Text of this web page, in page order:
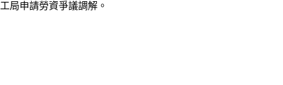
局申請勞資爭議調解。